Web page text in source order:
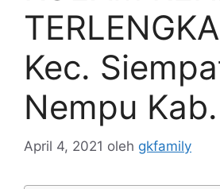
Kec.
Nempu
April 4, 2021 oleh gkfamily